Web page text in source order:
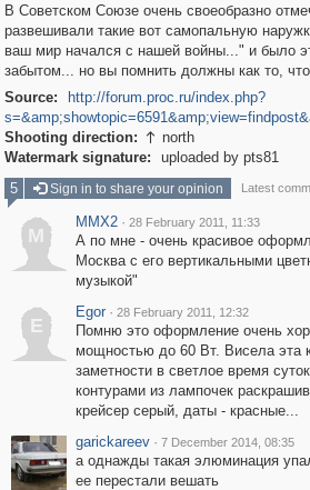
В Советском Союзе очень своеобразно
развешивали такие вот самопальную
ваш мир начался с нашей войны..." и было
забытом... но вы помнить должны как то,
Source:
http://forum.proc.ru/index.php?
Shooting direction:  north
Watermark signature:
uploaded by pts81
5
Sign in to share your opinion Latest
M
MMX2 · 28 February 2011, 11:33
А по мне - очень красивое
Москва с его вертикальными
музыкой"
E
Egor · 28 February 2011, 12:32
Помню это оформление очень
мощностью до 60 Вт. Висела эта
заметности в светлое время
контурами из лампочек
крейсер серый, даты - красные...
garickareev · 7 December 2014, 08:35
а однажды такая элюминация
ее перестали вешать